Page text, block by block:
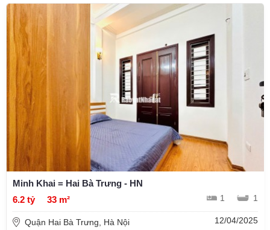
Minh Khai = Hai Bà Trưng - HN
6.2 tỷ
33 m² 1 1
Quận Hai Bà Trưng, Hà Nội 12/04/2025